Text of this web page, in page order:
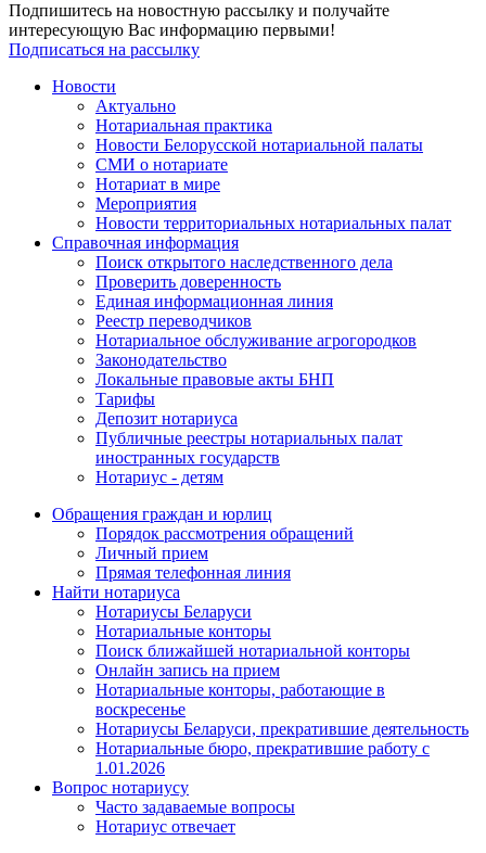
Подпишитесь на новостную рассылку и получайте
интересующую Вас информацию первыми!
Подписаться на рассылку
Новости
Актуально
Нотариальная практика
Новости Белорусской нотариальной палаты
СМИ о нотариате
Нотариат в мире
Мероприятия
Новости территориальных нотариальных палат
Справочная информация
Поиск открытого наследственного дела
Проверить доверенность
Единая информационная линия
Реестр переводчиков
Нотариальное обслуживание агрогородков
Законодательство
Локальные правовые акты БНП
Тарифы
Депозит нотариуса
Публичные реестры нотариальных палат
иностранных государств
Нотариус - детям
Обращения граждан и юрлиц
Порядок рассмотрения обращений
Личный прием
Прямая телефонная линия
Найти нотариуса
Нотариусы Беларуси
Нотариальные конторы
Поиск ближайшей нотариальной конторы
Онлайн запись на прием
Нотариальные конторы, работающие в
воскресенье
Нотариусы Беларуси, прекратившие деятельность
Нотариальные бюро, прекратившие работу с
1.01.2026
Вопрос нотариусу
Часто задаваемые вопросы
Нотариус отвечает